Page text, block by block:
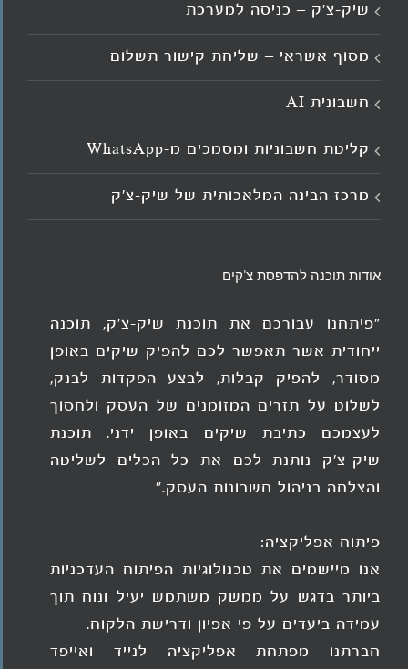
שיק-צ'ק – כניסה למערכת
מסוף אשראי – שליחת קישור תשלום
חשבונית AI
קליטת חשבוניות ומסמכים מ־WhatsApp
מרכז הבינה המלאכותית של שיק-צ'ק
אודות תוכנה להדפסת צ'קים
"פיתחנו עבורכם את תוכנת שיק-צ'ק, תוכנה
ייחודית אשר תאפשר לכם להפיק שיקים באופן
מסודר, להפיק קבלות, לבצע הפקדות לבנק,
לשלוט על תזרים המזומנים של העסק ולחסוך
לעצמכם כתיבת שיקים באופן ידני. תוכנת
שיק-צ'ק נותנת לכם את כל הכלים לשליטה
והצלחה בניהול חשבונות העסק."
פיתוח אפליקציה:
אנו מיישמים את טכנולוגיות הפיתוח העדכניות
ביותר בדגש על ממשק משתמש יעיל ונוח תוך
עמידה ביעדים על פי אפיון ודרישת הלקוח.
חברתנו מפתחת אפליקציה לנייד ואייפד